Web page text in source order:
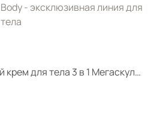
Body - эксклюзивная линия для
тела
Моделирующий крем для тела 3 в 1 Мегаскульптор